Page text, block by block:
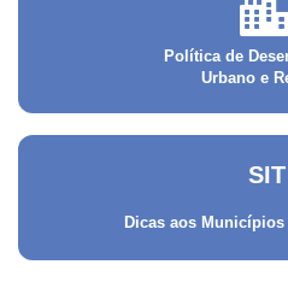
Política de
Urbano e
SIT
Dicas aos